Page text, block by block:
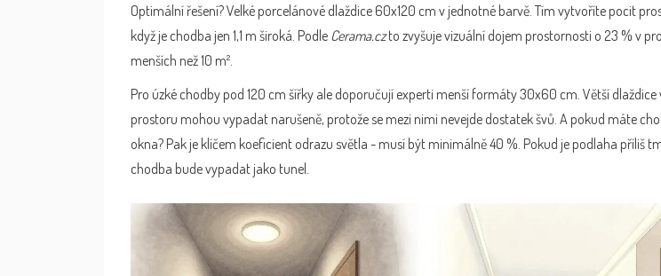
Optimální řešení? Velké porcelánové dlaždice 60x120 cm v jednotné barvě. Tím vytvoříte pocit
když je chodba jen 1,1 m široká. Podle Cerama.czto zvyšuje vizuální dojem prostornosti o 23 % v
menších než 10 m².
Pro úzké chodby pod 120 cm šířky ale doporučují experti menší formáty 30x60 cm. Větší dlaždice
prostoru mohou vypadat narušeně, protože se mezi nimi nevejde dostatek švů. A pokud máte
okna? Pak je klíčem koeficient odrazu světla - musí být minimálně 40 %. Pokud je podlaha příliš
chodba bude vypadat jako tunel.